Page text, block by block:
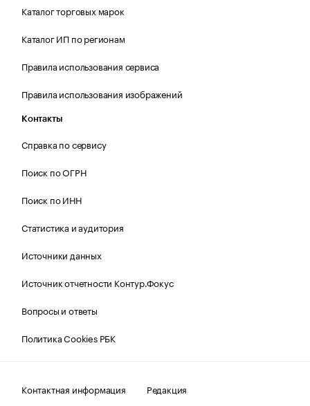
Каталог торговых марок
Каталог ИП по регионам
Правила использования сервиса
Правила использования изображений
Контакты
Справка по сервису
Поиск по ОГРН
Поиск по ИНН
Статистика и аудитория
Источники данных
Источник отчетности Контур.Фокус
Вопросы и ответы
Политика Cookies РБК
Контактная информация Редакция